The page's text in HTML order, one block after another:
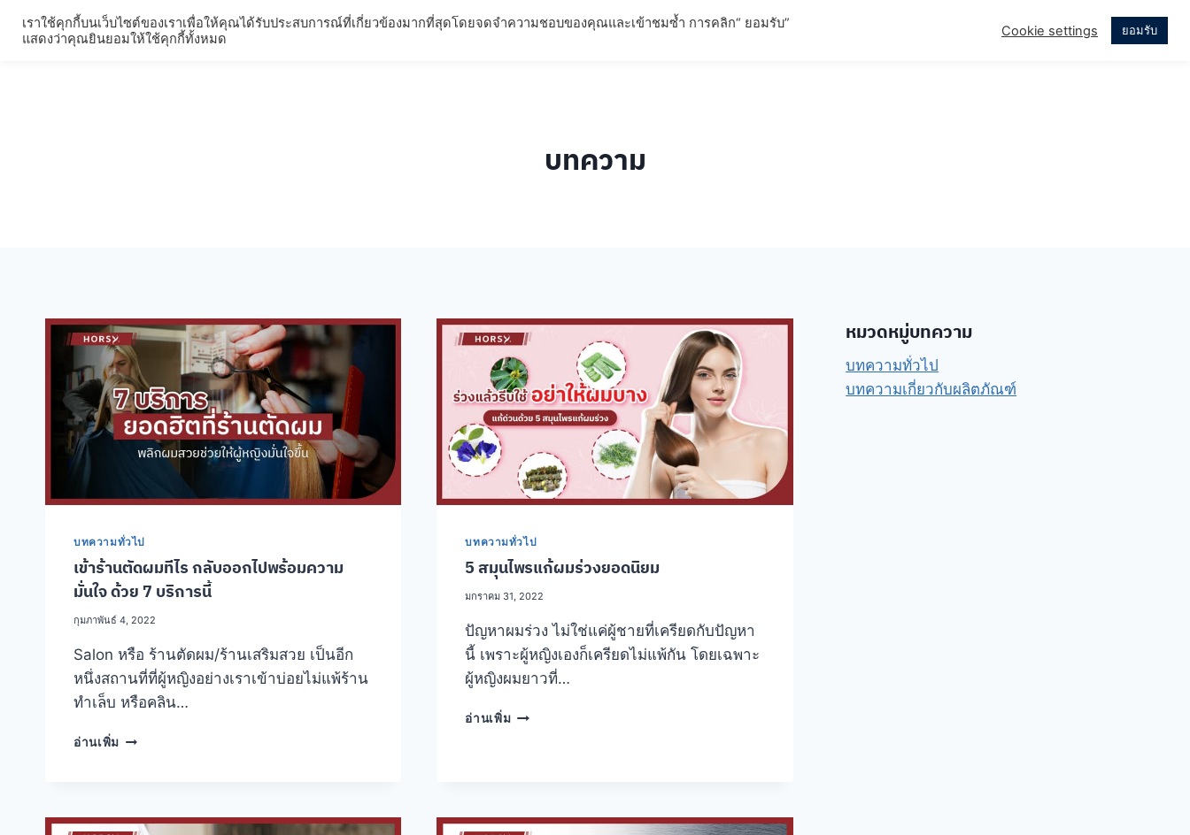
บทความ
บทความทั่วไป
เข้าร้านตัดผมทีไร กลับออกไปพร้อมความ
มั่นใจ ด้วย 7 บริการนี้
กุมภาพันธ์ 4, 2022
Salon หรือ ร้านตัดผม/ร้านเสริมสวย เป็นอีก
หนึ่งสถานที่ที่ผู้หญิงอย่างเราเข้าบ่อยไม่แพ้ร้าน
ทำเล็บ หรือคลิน…
อ่านเพิ่ม เข้า
ออก
บทความทั่วไป
5 สมุนไพรแก้ผมร่วงยอดนิยม
มกราคม 31, 2022
ปัญหาผมร่วง ไม่ใช่แค่ผู้ชายที่เครียดกับปัญหา
นี้ เพราะผู้หญิงเองก็เครียดไม่แพ้กัน โดยเฉพาะ
ผู้หญิงผมยาวที่…
อ่านเพิ่ม5
นิยม
หมวดหมู่บทความ
บทความทั่วไป
บทความเกี่ยวกับผลิตภัณฑ์
เราใช้คุกกี้บนเว็บไซต์ของเราเพื่อให้คุณได้รับประสบการณ์ที่เกี่ยวข้องมากที่สุดโดยจดจำความชอบของคุณและเข้าชมซ้ำ การคลิก“ ยอมรับ”
แสดงว่าคุณยินยอมให้ใช้คุกกี้ทั้งหมด
Cookie settings ยอมรับ